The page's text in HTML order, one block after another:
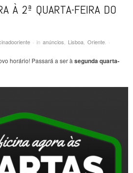
À 2ª QUARTA-FEIRA DO
· in anúncios Lisboa Oriente ·
horário! Passará a ser à segunda quarta-